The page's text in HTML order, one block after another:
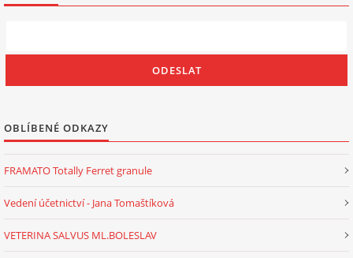
OBLÍBENÉ ODKAZY
FRAMATO Totally Ferret granule
Vedení účetnictví - Jana Tomaštíková
VETERINA SALVUS ML.BOLESLAV